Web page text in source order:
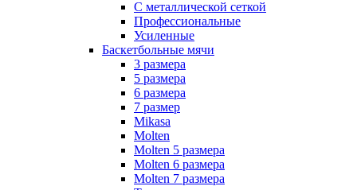
С металлической сеткой
Профессиональные
Усиленные
Баскетбольные мячи
3 размера
5 размера
6 размера
7 размер
Mikasa
Molten
Molten 5 размера
Molten 6 размера
Molten 7 размера